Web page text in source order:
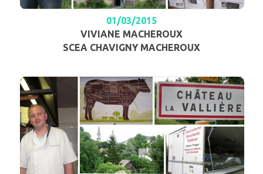
01/03/2015
VIVIANE MACHEROUX
SCEA CHAVIGNY MACHEROUX